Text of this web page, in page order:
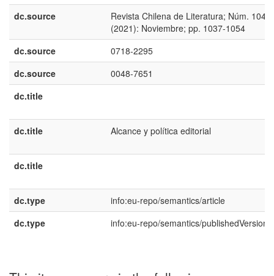
dc.source
Revista Chilena de Literatura; Núm. 104
(2021): Noviembre; pp. 1037-1054
dc.source
0718-2295
dc.source
0048-7651
dc.title
dc.title Alcance y política editorial
dc.title
dc.type
info:eu-repo/semantics/article
dc.type
info:eu-repo/semantics/publishedVersion